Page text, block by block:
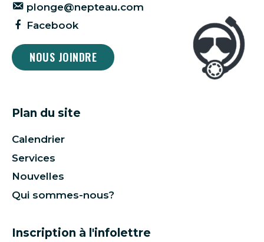
plonge@nepteau.com
Facebook
NOUS JOINDRE
Plan du site
Calendrier
Services
Nouvelles
Qui sommes-nous?
Inscription à l'infolettre